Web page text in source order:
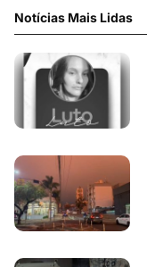
Notícias Mais Lidas